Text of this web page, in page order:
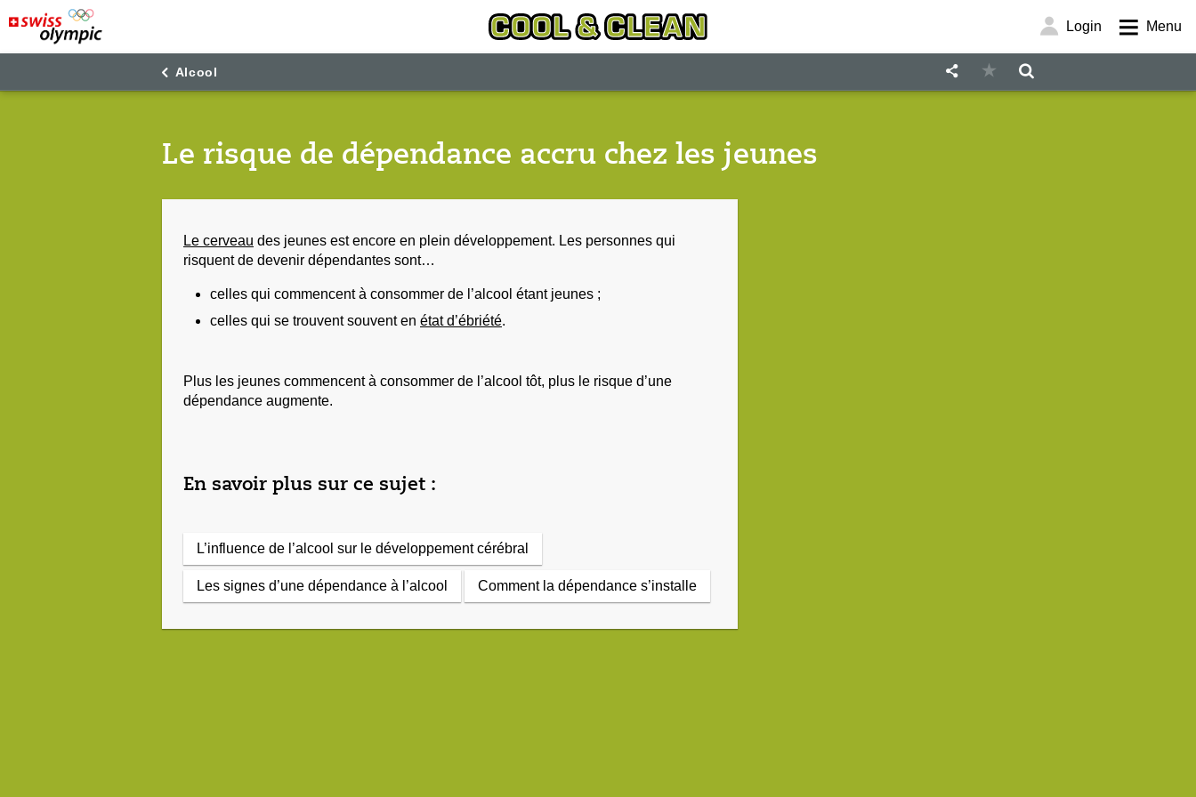
Login
Menu
Alcool
Le risque de dépendance accru chez les jeunes
Le cerveau des jeunes est encore en plein développement. Les personnes qui
risquent de devenir dépendantes sont…
celles qui commencent à consommer de l’alcool étant jeunes ;
celles qui se trouvent souvent en état d’ébriété.
Plus les jeunes commencent à consommer de l’alcool tôt, plus le risque d’une
dépendance augmente.
En savoir plus sur ce sujet :
L’influence de l’alcool sur le développement cérébral
Les signes d’une dépendance à l’alcool Comment la dépendance s’installe